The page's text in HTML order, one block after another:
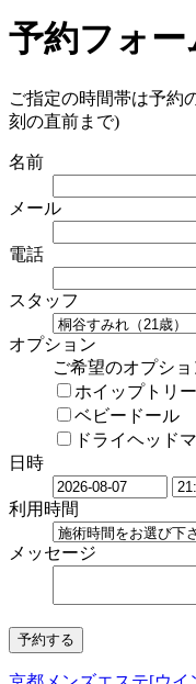
予約フォー
ご指定の時間帯は予約
刻の直前まで)
名前
メール
電話
スタッフ
オプション
ご希望のオプシ
ホイップトリ
ベビードール
ドライヘッド
日時
利用時間
メッセージ